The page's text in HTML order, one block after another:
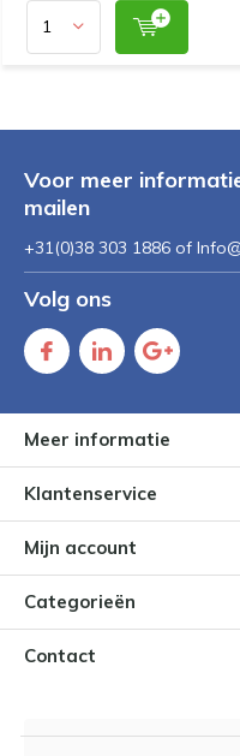
Voor meer
mailen
+31(0)38 303 1886 of
Volg ons
Meer informatie
Klantenservice
Mijn account
Categorieën
Contact